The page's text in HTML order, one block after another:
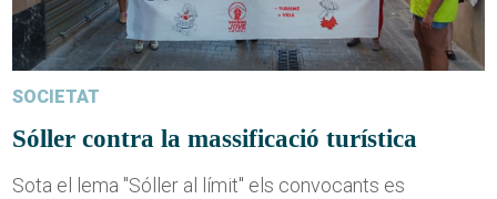
SOCIETAT
Sóller contra la massificació turística
Sota el lema "Sóller al límit" els convocants es